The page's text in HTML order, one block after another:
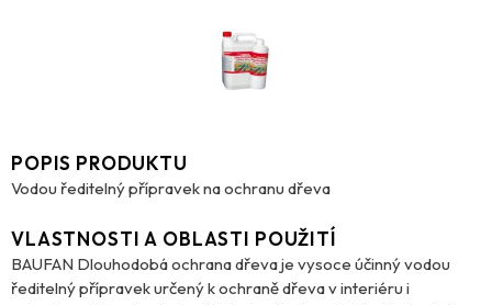
POPIS PRODUKTU
Vodou ředitelný přípravek na ochranu dřeva
VLASTNOSTI A OBLASTI POUŽITÍ
BAUFAN Dlouhodobá ochrana dřeva je vysoce účinný vodou
ředitelný přípravek určený k ochraně dřeva v interiéru i